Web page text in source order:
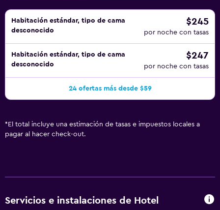
Habitación estándar, tipo de cama
desconocido
$245
por noche con tasas
Habitación estándar, tipo de cama
desconocido
$247
por noche con tasas
24 ofertas más desde $59
* El total incluye una estimación de tasas e impuestos locales a
pagar al hacer check-out.
Servicios e instalaciones de Hotel